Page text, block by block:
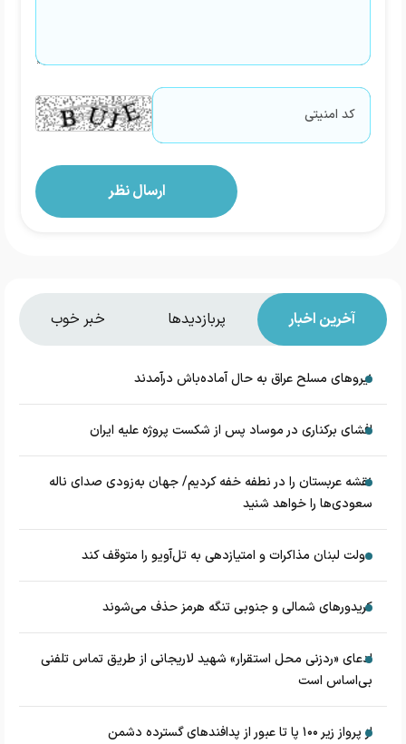
آخرین اخبار پربازدیدها خبر خوب
نیروهای مسلح عراق به حال آماده‌باش درآمدند
افشای برکناری در موساد پس از شکست پروژه علیه ایران
نقشه عربستان را در نطفه خفه کردیم/ جهان به‌زودی صدای ناله
سعودی‌ها را خواهد شنید
دولت لبنان مذاکرات و امتیازدهی به تل‌آویو را متوقف کند
کریدورهای شمالی و جنوبی تنگه هرمز حذف می‌شوند
ادعای «ردزنی محل استقرار» شهید لاریجانی از طریق تماس تلفنی
بی‌اساس است
از پرواز زیر ۱۰۰ پا تا عبور از پدافند‌های گسترده دشمن